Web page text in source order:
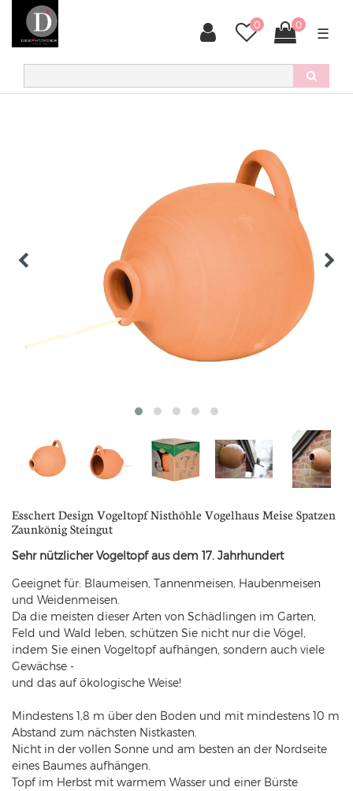
0 0
☰
Esschert Design Vogeltopf Nisthöhle Vogelhaus Meise Spatzen
Zaunkönig Steingut
Sehr nützlicher Vogeltopf aus dem 17. Jahrhundert
Geeignet für: Blaumeisen, Tannenmeisen, Haubenmeisen
und Weidenmeisen.
Da die meisten dieser Arten von Schädlingen im Garten,
Feld und Wald leben, schützen Sie nicht nur die Vögel,
indem Sie einen Vogeltopf aufhängen, sondern auch viele
Gewächse -
und das auf ökologische Weise!
Mindestens 1,8 m über den Boden und mit mindestens 10 m
Abstand zum nächsten Nistkasten.
Nicht in der vollen Sonne und am besten an der Nordseite
eines Baumes aufhängen.
Topf im Herbst mit warmem Wasser und einer Bürste